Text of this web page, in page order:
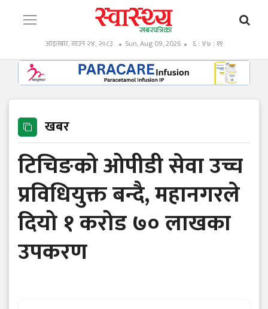
आइतबार, साउन २४, २०८३ Sun, Aug 09, 2026 ६ : ४७ : १२
खबर
टिचिङको ओपीडी सेवा उच्च
प्रविधियुक्त बन्दै, महानगरले
दियो १ करोड ७० लाखका
उपकरण